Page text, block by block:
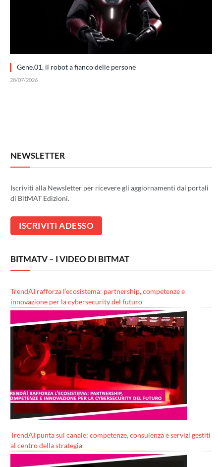
Gene.01, il robot a fianco delle persone
28/07/2026
NEWSLETTER
Iscriviti alla Newsletter per ricevere gli aggiornamenti dai portali
di BitMAT Edizioni.
BITMATV – I VIDEO DI BITMAT
TrendAI rafforza l’ecosistema: partnership, competenze e
innovazione per la cybersecurity del futuro
TrendAI punta sul canale: competenze, consulenza e servizi gestiti
al centro della strategia